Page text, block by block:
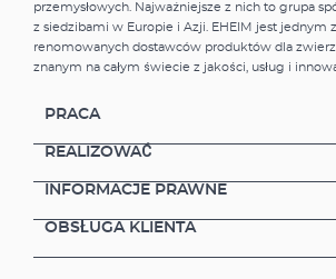
przemysłowych. Najważniejsze z nich to grupa
z siedzibami w Europie i Azji. EHEIM jest jednym
renomowanych dostawców produktów dla
znanym na całym świecie z jakości, usług i
PRACA
REALIZOWAĆ
INFORMACJE PRAWNE
OBSŁUGA KLIENTA